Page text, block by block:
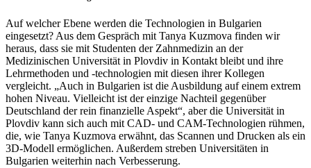
Auf welcher Ebene werden die Technologien in Bulgarien
eingesetzt? Aus dem Gespräch mit Tanya Kuzmova finden wir
heraus, dass sie mit Studenten der Zahnmedizin an der
Medizinischen Universität in Plovdiv in Kontakt bleibt und ihre
Lehrmethoden und -technologien mit diesen ihrer Kollegen
vergleicht. „Auch in Bulgarien ist die Ausbildung auf einem extrem
hohen Niveau. Vielleicht ist der einzige Nachteil gegenüber
Deutschland der rein finanzielle Aspekt“, aber die Universität in
Plovdiv kann sich auch mit CAD- und CAM-Technologien rühmen,
die, wie Tanya Kuzmova erwähnt, das Scannen und Drucken als ein
3D-Modell ermöglichen. Außerdem streben Universitäten in
Bulgarien weiterhin nach Verbesserung.